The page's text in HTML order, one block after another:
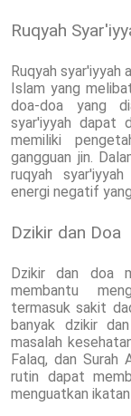
Ruqyah
Ruqyah
Islam yang
doa-doa yang
syar'iyyah dapat
memiliki
gangguan jin.
ruqyah
energi negatif
Dzikir dan Doa
Dzikir dan doa
membantu
termasuk sakit
banyak dzikir
masalah
Falaq, dan Surah
rutin dapat
menguatkan